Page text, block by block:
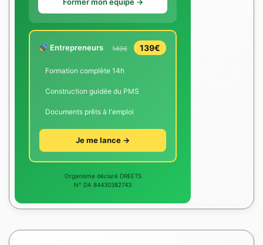
Entrepreneurs 149€ 139€
Formation complète 14h
Construction guidée du PMS
Documents prêts à l'emploi
Je me lance →
Organisme déclaré DREETS
N° DA 84430382743